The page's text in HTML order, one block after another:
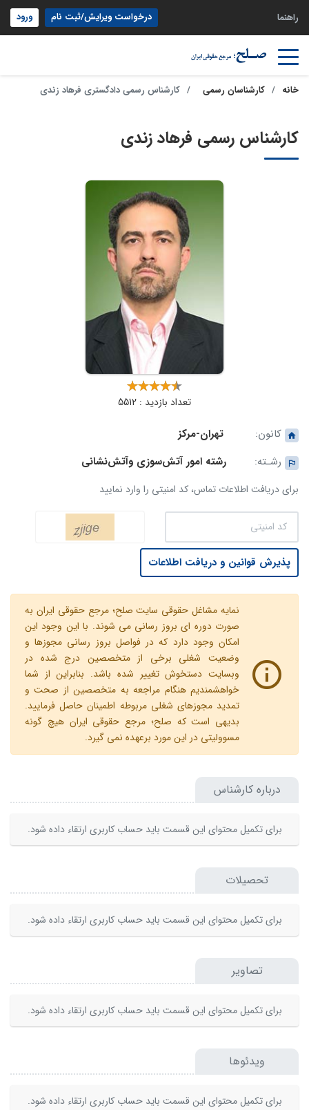
راهنما درخواست ویرایش/ثبت نام ورود
خانه کارشناسان رسمی کارشناس رسمی دادگستری فرهاد زندی
کارشناس رسمی فرهاد زندی
تعداد بازدید : 5512
کانون:
تهران-مرکز
رشـته:
رشته امور آتش‌سوزی وآتش‌نشانی
برای دریافت اطلاعات تماس، کد امنیتی را وارد نمایید
پذیرش قوانین و دریافت اطلاعات
نمایه مشاغل حقوقی سایت صلح؛ مرجع حقوقی ایران به
صورت دوره ای بروز رسانی می شوند. با این وجود این
امکان وجود دارد که در فواصل بروز رسانی مجوزها و
وضعیت شغلی برخی از متخصصین درج شده در
وبسایت دستخوش تغییر شده باشد. بنابراین از شما
خواهشمندیم هنگام مراجعه به متخصصین از صحت و
تمدید مجوزهای شغلی مربوطه اطمینان حاصل فرمایید.
بدیهی است که صلح؛ مرجع حقوقی ایران هیچ گونه
مسوولیتی در این مورد برعهده نمی گیرد.
درباره کارشناس
برای تکمیل محتوای این قسمت باید حساب کاربری ارتقاء داده شود.
تحصیلات
برای تکمیل محتوای این قسمت باید حساب کاربری ارتقاء داده شود.
تصاویر
برای تکمیل محتوای این قسمت باید حساب کاربری ارتقاء داده شود.
ویدئوها
برای تکمیل محتوای این قسمت باید حساب کاربری ارتقاء داده شود.